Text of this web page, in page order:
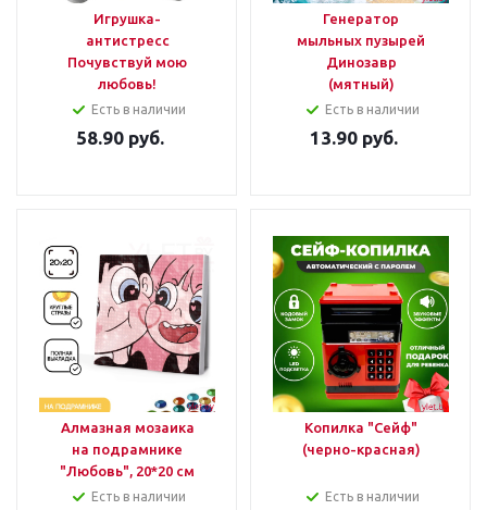
Игрушка-
антистресс
Почувствуй мою
любовь!
Есть в наличии
58.90руб.
Генератор
мыльных пузырей
Динозавр
(мятный)
Есть в наличии
13.90руб.
Алмазная мозаика
на подрамнике
"Любовь", 20*20 см
Есть в наличии
Копилка "Сейф"
(черно-красная)
Есть в наличии